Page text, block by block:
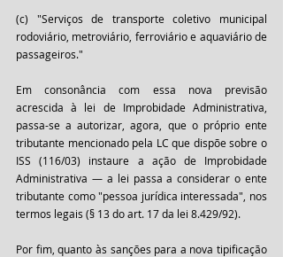
(c) "Serviços de transporte coletivo municipal
rodoviário, metroviário, ferroviário e aquaviário de
passageiros."
Em consonância com essa nova previsão
acrescida à lei de Improbidade Administrativa,
passa-se a autorizar, agora, que o próprio ente
tributante mencionado pela LC que dispõe sobre o
ISS (116/03) instaure a ação de Improbidade
Administrativa — a lei passa a considerar o ente
tributante como "pessoa jurídica interessada", nos
termos legais (§ 13 do art. 17 da lei 8.429/92).
Por fim, quanto às sanções para a nova tipificação